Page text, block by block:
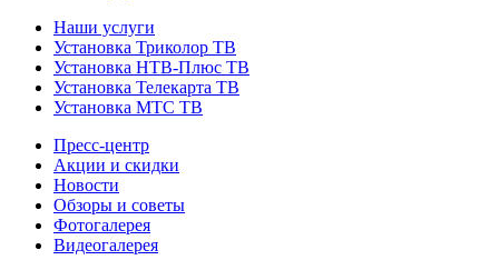
Наши услуги
Установка Триколор ТВ
Установка НТВ-Плюс ТВ
Установка Телекарта ТВ
Установка МТС ТВ
Пресс-центр
Акции и скидки
Новости
Обзоры и советы
Фотогалерея
Видеогалерея